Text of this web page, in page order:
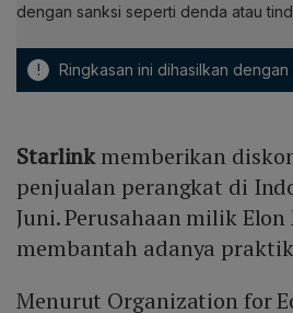
dengan sanksi seperti denda atau
! Ringkasan ini dihasilkan
Starlinkmemberikan
penjualan perangkat di
Juni. Perusahaan milik
membantah adanya praktik
Menurut Organization for